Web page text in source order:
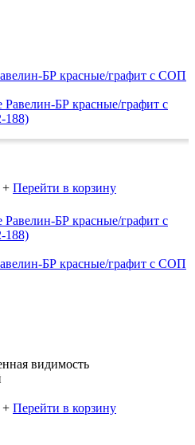
БР красные/графит с СОП
+ Перейти в корзину
БР красные/графит с СОП
видимость
+ Перейти в корзину